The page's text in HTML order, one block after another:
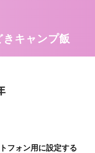
キャンプ飯
フォン用に設定する